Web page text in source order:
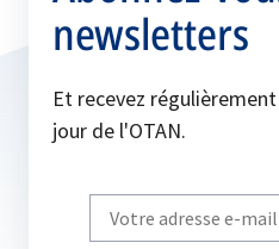
newsletters
Et recevez
jour de l'OTAN.
Write
your